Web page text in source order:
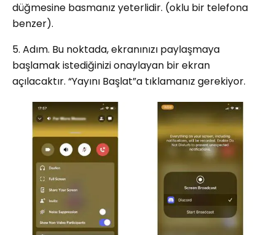
düğmesine basmanız yeterlidir. (oklu bir telefona
benzer).
5. Adım. Bu noktada, ekranınızı paylaşmaya
başlamak istediğinizi onaylayan bir ekran
açılacaktır. “Yayını Başlat”a tıklamanız gerekiyor.